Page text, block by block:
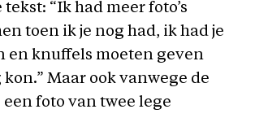
“Ik had meer foto’s
toen ik je nog had, ik had je
en knuffels moeten geven
Maar ook vanwege de
foto van twee lege